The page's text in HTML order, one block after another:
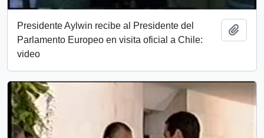
Presidente Aylwin recibe al Presidente del
Parlamento Europeo en visita oficial a Chile:
video